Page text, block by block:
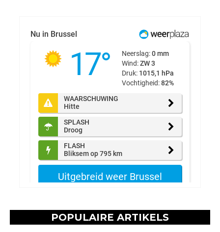
POPULAIRE ARTIKELS